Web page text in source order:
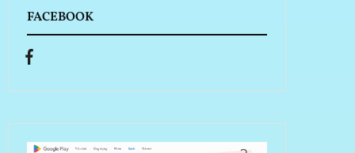
FACEBOOK